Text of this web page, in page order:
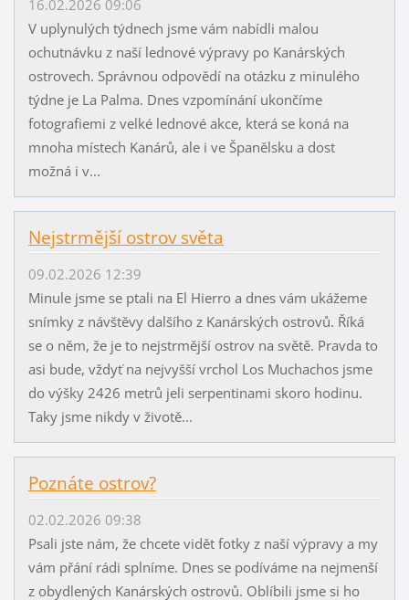
16.02.2026 09:06
V uplynulých týdnech jsme vám nabídli malou
ochutnávku z naší lednové výpravy po Kanárských
ostrovech. Správnou odpovědí na otázku z minulého
týdne je La Palma. Dnes vzpomínání ukončíme
fotografiemi z velké lednové akce, která se koná na
mnoha místech Kanárů, ale i ve Španělsku a dost
možná i v...
Nejstrmější ostrov světa
09.02.2026 12:39
Minule jsme se ptali na El Hierro a dnes vám ukážeme
snímky z návštěvy dalšího z Kanárských ostrovů. Říká
se o něm, že je to nejstrmější ostrov na světě. Pravda to
asi bude, vždyť na nejvyšší vrchol Los Muchachos jsme
do výšky 2426 metrů jeli serpentinami skoro hodinu.
Taky jsme nikdy v životě...
Poznáte ostrov?
02.02.2026 09:38
Psali jste nám, že chcete vidět fotky z naší výpravy a my
vám přání rádi splníme. Dnes se podíváme na nejmenší
z obydlených Kanárských ostrovů. Oblíbili jsme si ho